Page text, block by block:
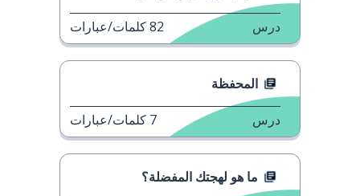
درس 82كلمات/عبارات
المحفظة
درس 7 كلمات/عبارات
ما هو لهجتك المفضلة؟